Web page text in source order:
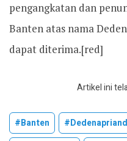
pengangkatan dan
Banten atas nama
dapat diterima.[red]
Artikel ini
#banten